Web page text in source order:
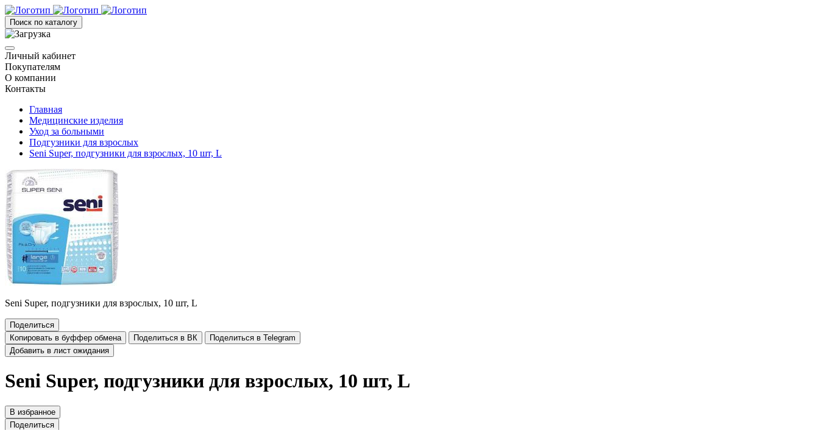
Поиск по каталогу
Личный кабинет
Покупателям
О компании
Контакты
Главная
Медицинские изделия
Уход за больными
Подгузники для взрослых
Seni Super, подгузники для взрослых, 10 шт, L
Seni Super, подгузники для взрослых, 10 шт, L
Поделиться
Копировать в буффер обмена
Поделиться в ВК
Поделиться в Telegram
Добавить в лист ожидания
Seni Super, подгузники для взрослых, 10 шт, L
В избранное
Поделиться